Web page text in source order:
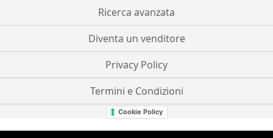
Ricerca avanzata
Diventa un venditore
Privacy Policy
Termini e Condizioni
Cookie Policy